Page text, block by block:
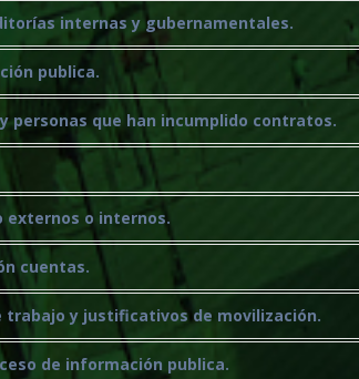
internas y gubernamentales.
publica.
personas que han incumplido contratos.
externos o internos.
cuentas.
trabajo y justificativos de movilización.
de información publica.